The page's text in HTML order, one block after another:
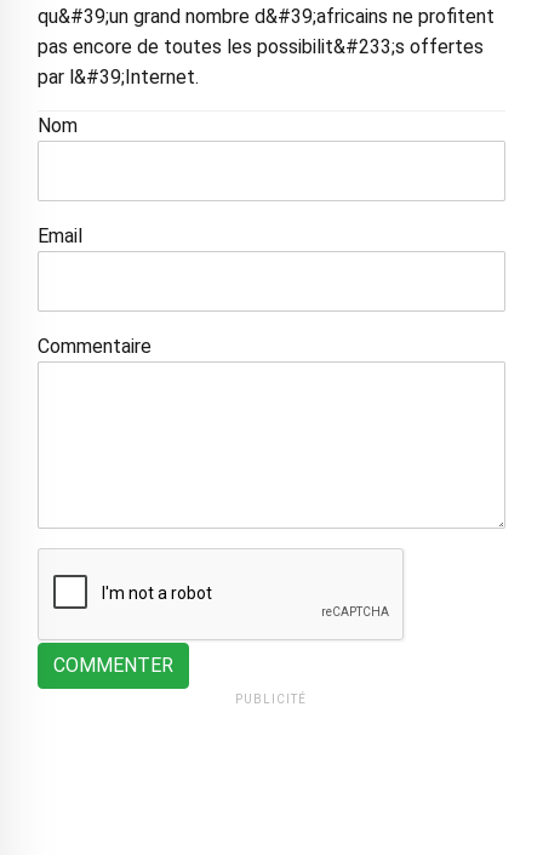
qu&#39;un grand nombre d&#39;africains ne profitent
pas encore de toutes les possibilit&#233;s offertes
par l&#39;Internet.
Nom
Email
Commentaire
COMMENTER
PUBLICITÉ